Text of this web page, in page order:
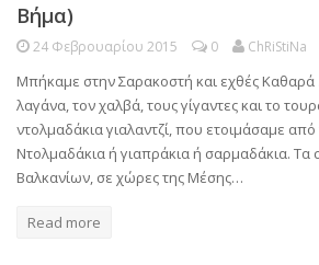
Βήμα)
24 Φεβρουαρίου 2015 0 ChRiStiNa
Μπήκαμε στην Σαρακοστή και εχθές
λαγάνα, τον χαλβά, τους γίγαντες και το
ντολμαδάκια γιαλαντζί, που ετοιμάσαμε
Ντολμαδάκια ή γιαπράκια ή σαρμαδάκια. Τα
Βαλκανίων, σε χώρες της Μέσης…
Read more